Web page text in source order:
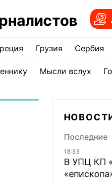
Грузия Сербия
Мысли вслух
Последние
18:33
В УПЦ КП